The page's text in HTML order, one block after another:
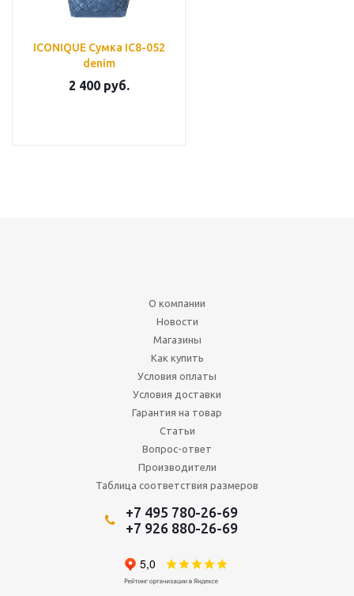
ICONIQUE Сумка IC8-052
denim
2 400руб.
О компании
Новости
Магазины
Как купить
Условия оплаты
Условия доставки
Гарантия на товар
Статьи
Вопрос-ответ
Производители
Таблица соответствия размеров
+7 495 780-26-69
+7 926 880-26-69